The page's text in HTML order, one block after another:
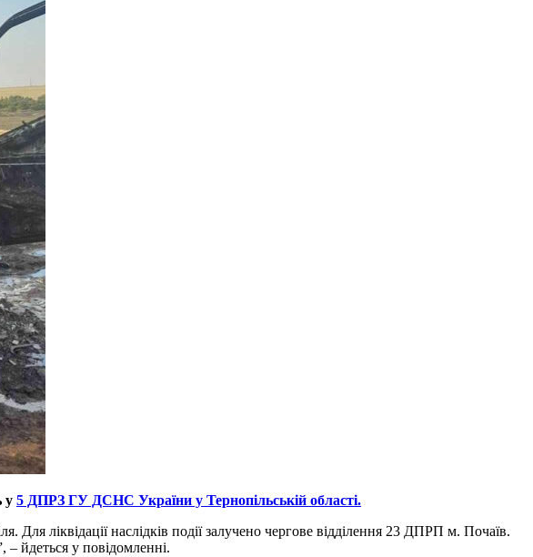
у 5 ДПРЗ ГУ ДСНС України у Тернопільській області.
ліквідації наслідків події залучено чергове відділення 23 ДПРП м. Почаїв.
йдеться у повідомленні.